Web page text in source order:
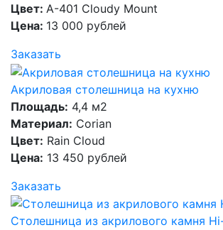
Цвет: A-401 Cloudy Mount
Цена: 13 000 рублей
Заказать
Акриловая столешница на кухню
Площадь: 4,4 м2
Материал: Corian
Цвет: Rain Cloud
Цена: 13 450 рублей
Заказать
Столешница из акрилового камня